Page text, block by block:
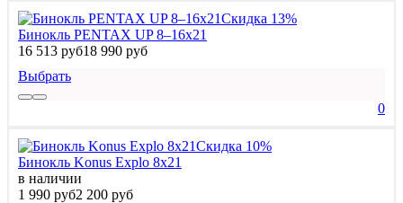
Скидка 13%
Бинокль PENTAX UP 8–16x21
16 513 руб18 990 руб
Выбрать
0
Скидка 10%
Бинокль Konus Explo 8x21
в наличии
1 990 руб2 200 руб